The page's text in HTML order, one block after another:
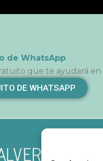
de WhatsApp
que te ayudará
DE WHATSAPP